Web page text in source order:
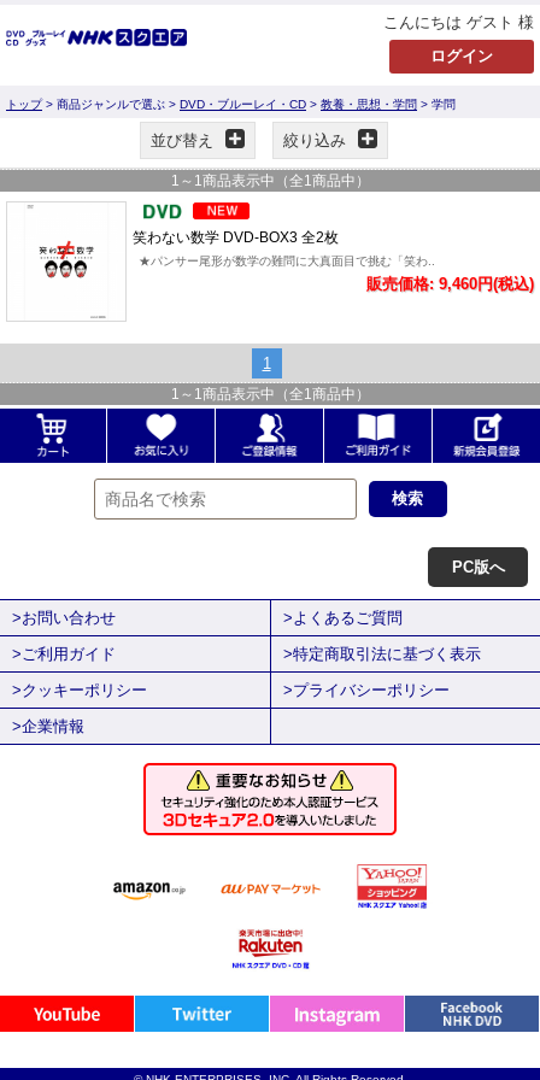
こんにちは ゲスト 様
トップ> 商品ジャンルで選ぶ > DVD・ブルーレイ・CD > 教養・思想・学問 > 学問
並び替え 絞り込み
1 ～ 1 商品表示中（全1 商品中）
笑わない数学 DVD-BOX3 全2枚
★パンサー尾形が数学の難問に大真面目で挑む「笑わ..
販売価格: 9,460円(税込)
1
1 ～ 1 商品表示中（全1 商品中）
PC版へ
>お問い合わせ
>よくあるご質問
>ご利用ガイド
>特定商取引法に基づく表示
>クッキーポリシー
>プライバシーポリシー
>企業情報